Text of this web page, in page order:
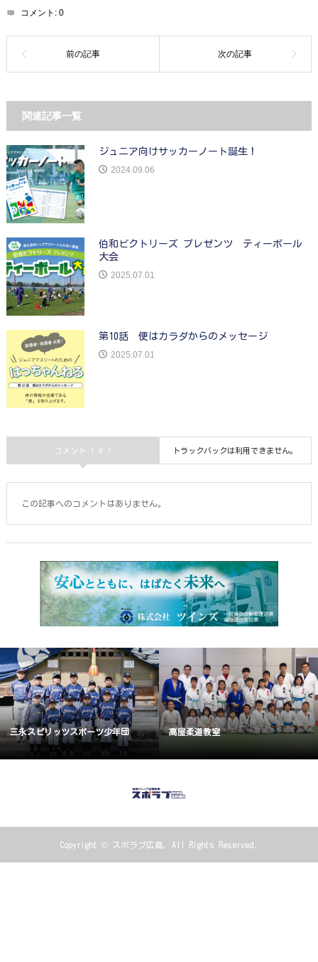
コメント:0
関連記事一覧
ジュニア向けサッカーノート誕生！
2024.09.06
伯和ビクトリーズ プレゼンツ ティーボール
大会
2025.07.01
第10話 便はカラダからのメッセージ
2025.07.01
コメント ( 0 ) トラックバックは利用できません。
この記事へのコメントはありません。
三永スピリッツスポーツ少年団 高屋柔道教室
Copyright ©スポラブ広島. All Rights Reserved.